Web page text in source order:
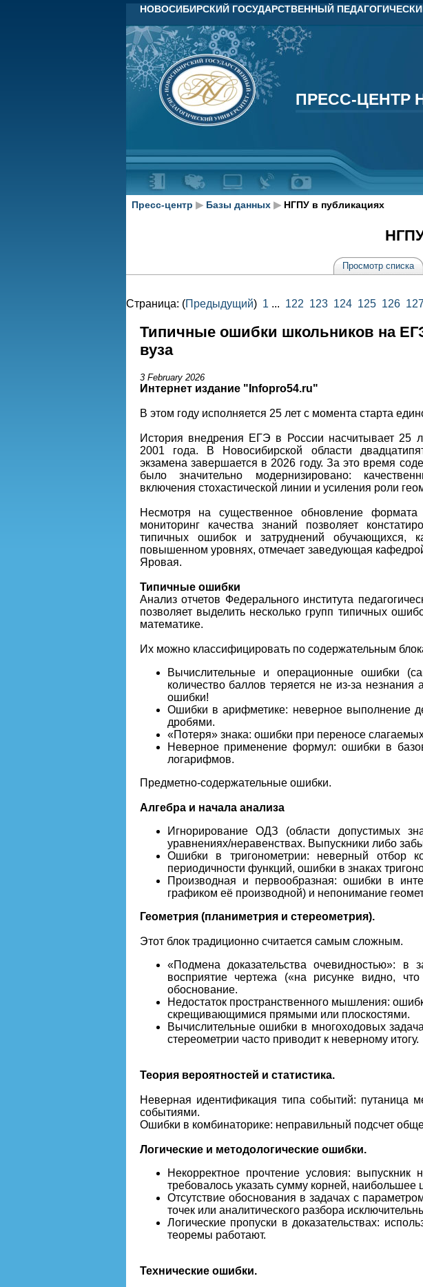
НОВОСИБИРСКИЙ ГОСУДАРСТВЕННЫЙ
ПРЕСС-ЦЕНТР
ПРЕСС-ЦЕНТР
Пресс-центр ▶ Базы данных ▶НГПУ в публикациях
Просмотр списка
Страница: (Предыдущий) 1... 122 123 124 125 126 127
Типичные ошибки школьников на
вуза
3 February 2026
Интернет издание "Infopro54.ru"
В этом году исполняется 25 лет с момента старта
История внедрения ЕГЭ в России насчитывает 25
2001 года. В Новосибирской области
экзамена завершается в 2026 году. За это время
было значительно модернизировано:
включения стохастической линии и усиления роли
Несмотря на существенное обновление
мониторинг качества знаний позволяет
типичных ошибок и затруднений
повышенном уровнях, отмечает заведующая
Яровая.
Типичные ошибки
Анализ отчетов Федерального института
позволяет выделить несколько групп типичных
математике.
Их можно классифицировать по содержательным
Вычислительные и операционные ошибки
количество баллов теряется не из-за
ошибки!
Ошибки в арифметике: неверное выполнение
дробями.
«Потеря» знака: ошибки при переносе
Неверное применение формул: ошибки в
логарифмов.
Предметно-содержательные ошибки.
Алгебра и начала анализа
Игнорирование ОДЗ (области допустимых
уравнениях/неравенствах. Выпускники либо
Ошибки в тригонометрии: неверный отбор
периодичности функций, ошибки в знаках
Производная и первообразная: ошибки в
графиком её производной) и непонимание
Геометрия (планиметрия и стереометрия).
Этот блок традиционно считается самым сложным.
«Подмена доказательства очевидностью»: в
восприятие чертежа («на рисунке видно,
обоснование.
Недостаток пространственного мышления:
скрещивающимися прямыми или плоскостями.
Вычислительные ошибки в многоходовых
стереометрии часто приводит к неверному итогу.
Теория вероятностей и статистика.
Неверная идентификация типа событий:
событиями.
Ошибки в комбинаторике: неправильный подсчет
Логические и методологические ошибки.
Некорректное прочтение условия:
требовалось указать сумму корней,
Отсутствие обоснования в задачах с
точек или аналитического разбора
Логические пропуски в доказательствах:
теоремы работают.
Технические ошибки.